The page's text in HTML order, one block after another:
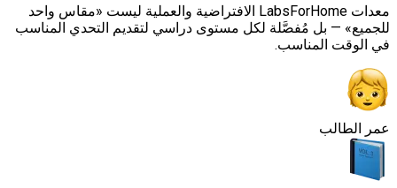
معدات LabsForHome الافتراضية والعملية ليست «مقاس واحد
— بل مُفصَّلة لكل مستوى دراسي لتقديم التحدي المناسب
المناسب.